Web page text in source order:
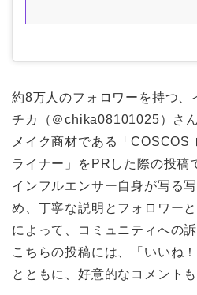
約8万人のフォロワーを持つ、
チカ（＠chika08101025）さん
メイク商材である「COSCOS
ライナー」をPRした際の投稿
インフルエンサー自身が写る
め、丁寧な説明とフォロワー
によって、コミュニティへの
こちらの投稿には、「いいね
とともに、好意的なコメント